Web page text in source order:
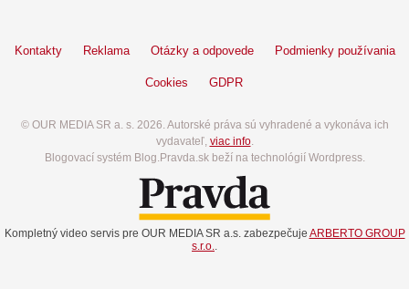
Kontakty Reklama Otázky a odpovede Podmienky používania
Cookies GDPR
© OUR MEDIA SR a. s. 2026. Autorské práva sú vyhradené a vykonáva ich
vydavateľ, viac info.
Blogovací systém Blog.Pravda.sk beží na technológií Wordpress.
Kompletný video servis pre OUR MEDIA SR a.s. zabezpečuje ARBERTO GROUP
s.r.o..